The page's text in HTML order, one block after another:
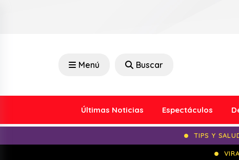
Menú Buscar
Últimas Noticias Espectáculos
TIPS Y